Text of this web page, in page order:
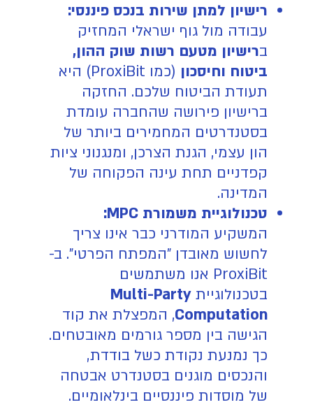
רישיון למתן שירות בנכס פיננסי:
עבודה מול גוף ישראלי המחזיק
ברישיון מטעם רשות שוק ההון,
ביטוח וחיסכון
(כמו ProxiBit) היא
תעודת הביטוח שלכם. החזקה
ברישיון פירושה שהחברה עומדת
בסטנדרטים המחמירים ביותר של
הון עצמי, הגנת הצרכן, ומנגנוני ציות
קפדניים תחת עינה הפקוחה של
המדינה.
טכנולוגיית משמורת MPC:
המשקיע המודרני כבר אינו צריך
לחשוש מאובדן "המפתח הפרטי". ב-
ProxiBit אנו משתמשים
בטכנולוגייתMulti-Party
Computation, המפצלת את קוד
הגישה בין מספר גורמים מאובטחים.
כך נמנעת נקודת כשל בודדת,
והנכסים מוגנים בסטנדרט אבטחה
של מוסדות פיננסיים בינלאומיים.